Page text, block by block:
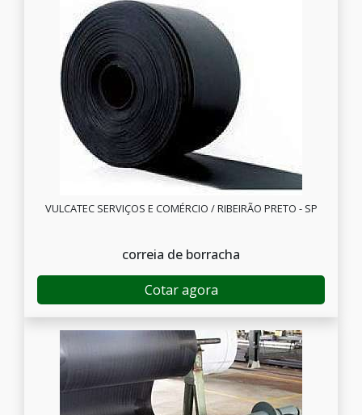
VULCATEC SERVIÇOS E COMÉRCIO / RIBEIRÃO PRETO - SP
correia de borracha
Cotar agora